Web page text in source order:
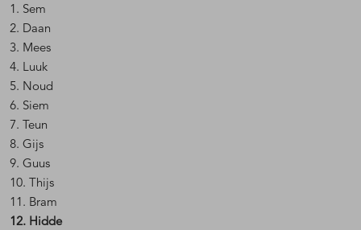
1. Sem
2. Daan
3. Mees
4. Luuk
5. Noud
6. Siem
7. Teun
8. Gijs
9. Guus
10. Thijs
11. Bram
12. Hidde